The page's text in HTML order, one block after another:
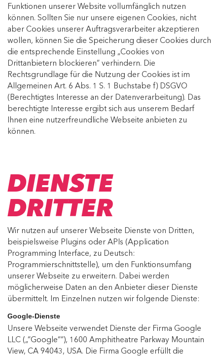
Funktionen unserer Website vollumfänglich nutzen
können. Sollten Sie nur unsere eigenen Cookies, nicht
aber Cookies unserer Auftragsverarbeiter akzeptieren
wollen, können Sie die Speicherung dieser Cookies durch
die entsprechende Einstellung „Cookies von
Drittanbietern blockieren” verhindern. Die
Rechtsgrundlage für die Nutzung der Cookies ist im
Allgemeinen Art. 6 Abs. 1 S. 1 Buchstabe f) DSGVO
(Berechtigtes Interesse an der Datenverarbeitung). Das
berechtigte Interesse ergibt sich aus unserem Bedarf
Ihnen eine nutzerfreundliche Webseite anbieten zu
können.
DIENSTE
DRITTER
Wir nutzen auf unserer Webseite Dienste von Dritten,
beispielsweise Plugins oder APIs (Application
Programming Interface, zu Deutsch:
Programmierschnittstelle), um den Funktionsumfang
unserer Webseite zu erweitern. Dabei werden
möglicherweise Daten an den Anbieter dieser Dienste
übermittelt. Im Einzelnen nutzen wir folgende Dienste:
Google-Dienste
Unsere Webseite verwendet Dienste der Firma Google
LLC („“Google““), 1600 Amphitheatre Parkway Mountain
View, CA 94043, USA. Die Firma Google erfüllt die